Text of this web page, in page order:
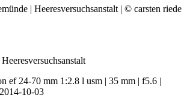
ef 24-70 mm 1:2.8 l usm | 35 mm | f5.6 |
10-03